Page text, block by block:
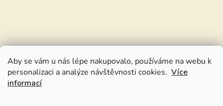
Aby se vám u nás lépe nakupovalo, používáme na webu k
personalizaci a analýze návštěvnosti cookies. Více
informací